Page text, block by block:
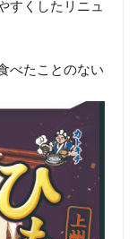
すくしたリニュ
べたことのない